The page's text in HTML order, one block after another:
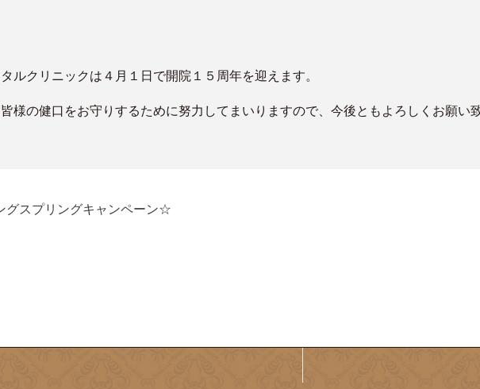
ルクリニックは４月１日で開院１５周年を迎えます。
様の健口をお守りするために努力してまいりますので、今後ともよろしくお願い
グスプリングキャンペーン☆